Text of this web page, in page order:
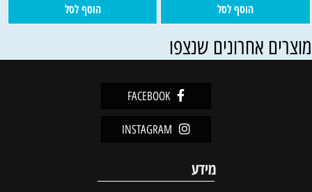
הוסף לסל הוסף לסל
אחרונים שנצפו
FACEBOOK
INSTAGRAM
מידע